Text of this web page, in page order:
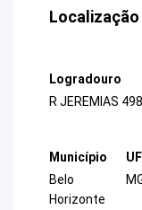
Logradouro
R JEREMIAS 498
Município
Belo
Horizonte
UF